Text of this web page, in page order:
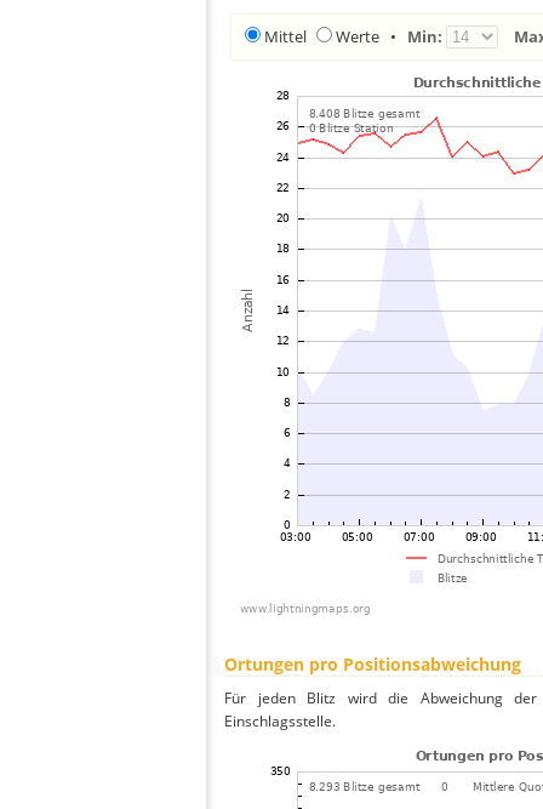
Mittel Werte • Min:
Ortungen pro Positionsabweichung
Für jeden Blitz wird die Abweichung
Einschlagsstelle.